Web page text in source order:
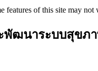
features of this site may
พัฒนาระบบสุขภ